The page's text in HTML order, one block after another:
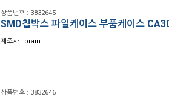
상품번호 : 3832645
SMD칩박스 파일케이스 부품케이스
제조사 : brain
상품번호 : 3832646